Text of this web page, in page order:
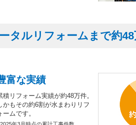
タルリフォームまで約48
富な実績
積リフォーム実績が約48万件。
かもその約6割が水まわりリフ
ームです。